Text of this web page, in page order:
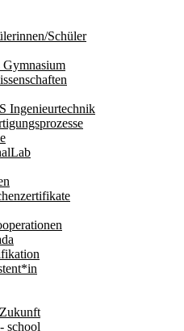
Schüler
Ingenieurtechnik
school